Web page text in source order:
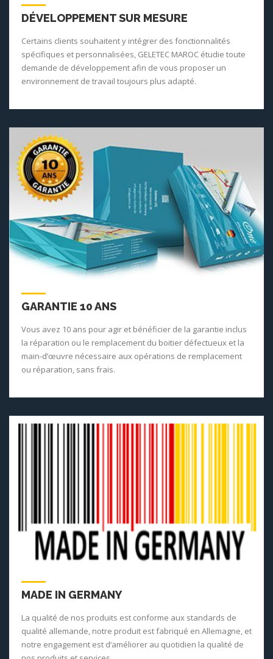
DÉVELOPPEMENT SUR MESURE
Certains clients souhaitent y intégrer des fonctionnalités
spécifiques et personnalisées, GELETEC MAROC étudie toute
demande de développement afin de vous proposer un
environnement de travail toujours plus adapté.
GARANTIE 10 ANS
Vous avez 10 ans pour agir et bénéficier de la garantie inclus
la réparation ou le remplacement du boitier défectueux et la
main-d’œuvre nécessaire aux opérations de remplacement
ou réparation, sans frais.
MADE IN GERMANY
La qualité de nos produits est conforme aux standards de
qualité allemande, notre produit est fabriqué en Allemagne, et
notre engagement est d‘améliorer au quotidien la qualité de